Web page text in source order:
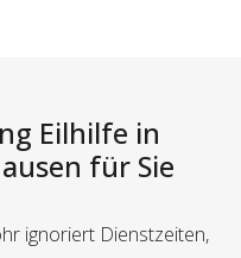
Eilhilfe in
für Sie
ignoriert Dienstzeiten,